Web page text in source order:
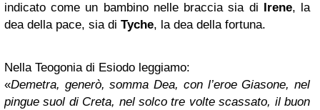
indicato come un bambino nelle braccia sia di
Irene, la
dea della pace, sia di Tyche, la dea della fortuna.
Nella Teogonia di Esiodo leggiamo:
«Demetra, generò, somma Dea, con l’eroe Giasone, nel
pingue suol di Creta, nel solco tre volte scassato, il buon